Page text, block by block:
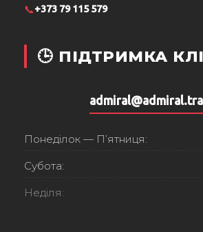
📞+373 79 115 579
🕒 ПІДТРИМКА
Понеділок — П’ятниця:
Субота:
Неділя: